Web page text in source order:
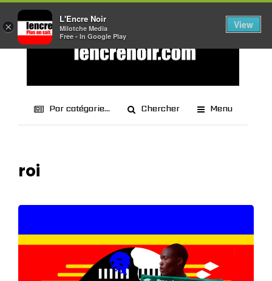
Par catégorie... Chercher Menu
roi
×
L'Encre Noir
Milotche Media
Free - In Google Play
View